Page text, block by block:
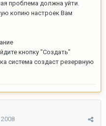
проблема должна уйти.
копию настроек Вам
кнопку "Создать"
система создаст резервную